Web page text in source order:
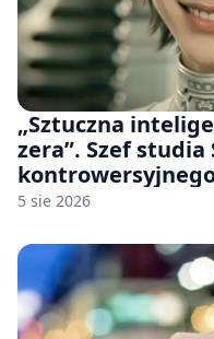
„Sztuczna
zera”. Szef
Stellar Blade:
5 sie 2026